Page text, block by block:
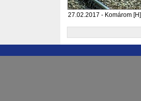
27.02.2017 - Komárom [H]